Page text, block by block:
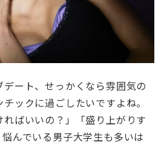
デート、せっかくなら雰囲気の
ックに過ごしたいですよね。
ばいいの？」「盛り上がりす
んでいる男子大学生も多いは